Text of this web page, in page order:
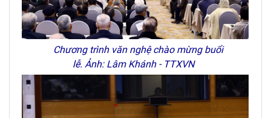
Chương trình văn nghệ chào mừng buổi
lễ. Ảnh: Lâm Khánh - TTXVN